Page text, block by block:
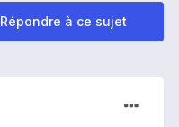
Répondre à ce sujet